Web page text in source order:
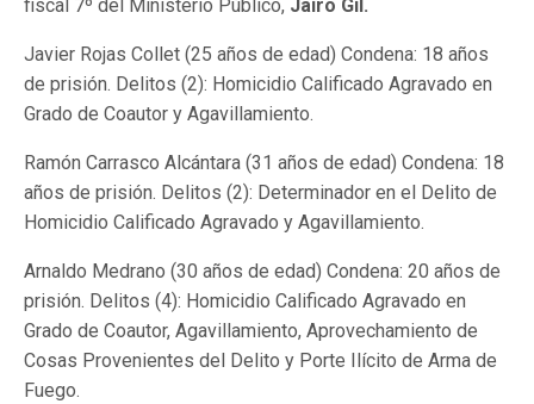
fiscal 7º del Ministerio Público, Jairo Gil.
Javier Rojas Collet (25 años de edad) Condena: 18 años
de prisión. Delitos (2): Homicidio Calificado Agravado en
Grado de Coautor y Agavillamiento.
Ramón Carrasco Alcántara (31 años de edad) Condena: 18
años de prisión. Delitos (2): Determinador en el Delito de
Homicidio Calificado Agravado y Agavillamiento.
Arnaldo Medrano (30 años de edad) Condena: 20 años de
prisión. Delitos (4): Homicidio Calificado Agravado en
Grado de Coautor, Agavillamiento, Aprovechamiento de
Cosas Provenientes del Delito y Porte Ilícito de Arma de
Fuego.